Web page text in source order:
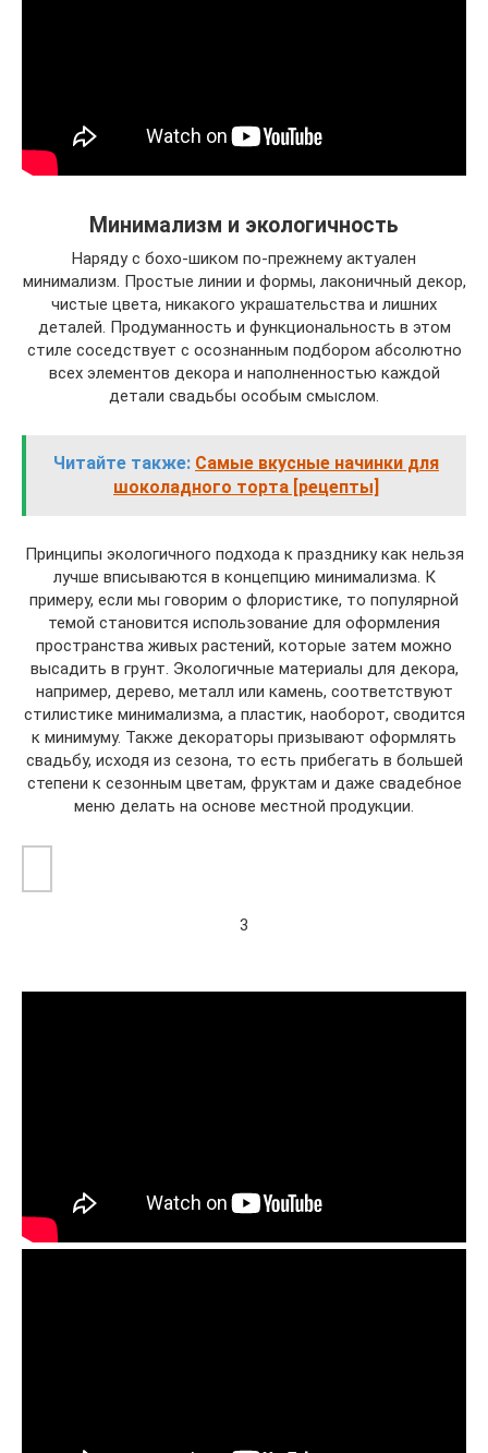
Минимализм и экологичность
Наряду с бохо-шиком по-прежнему актуален
минимализм. Простые линии и формы, лаконичный декор,
чистые цвета, никакого украшательства и лишних
деталей. Продуманность и функциональность в этом
стиле соседствует с осознанным подбором абсолютно
всех элементов декора и наполненностью каждой
детали свадьбы особым смыслом.
Читайте также: Самые вкусные начинки для
шоколадного торта [рецепты]
Принципы экологичного подхода к празднику как нельзя
лучше вписываются в концепцию минимализма. К
примеру, если мы говорим о флористике, то популярной
темой становится использование для оформления
пространства живых растений, которые затем можно
высадить в грунт. Экологичные материалы для декора,
например, дерево, металл или камень, соответствуют
стилистике минимализма, а пластик, наоборот, сводится
к минимуму. Также декораторы призывают оформлять
свадьбу, исходя из сезона, то есть прибегать в большей
степени к сезонным цветам, фруктам и даже свадебное
меню делать на основе местной продукции.
3